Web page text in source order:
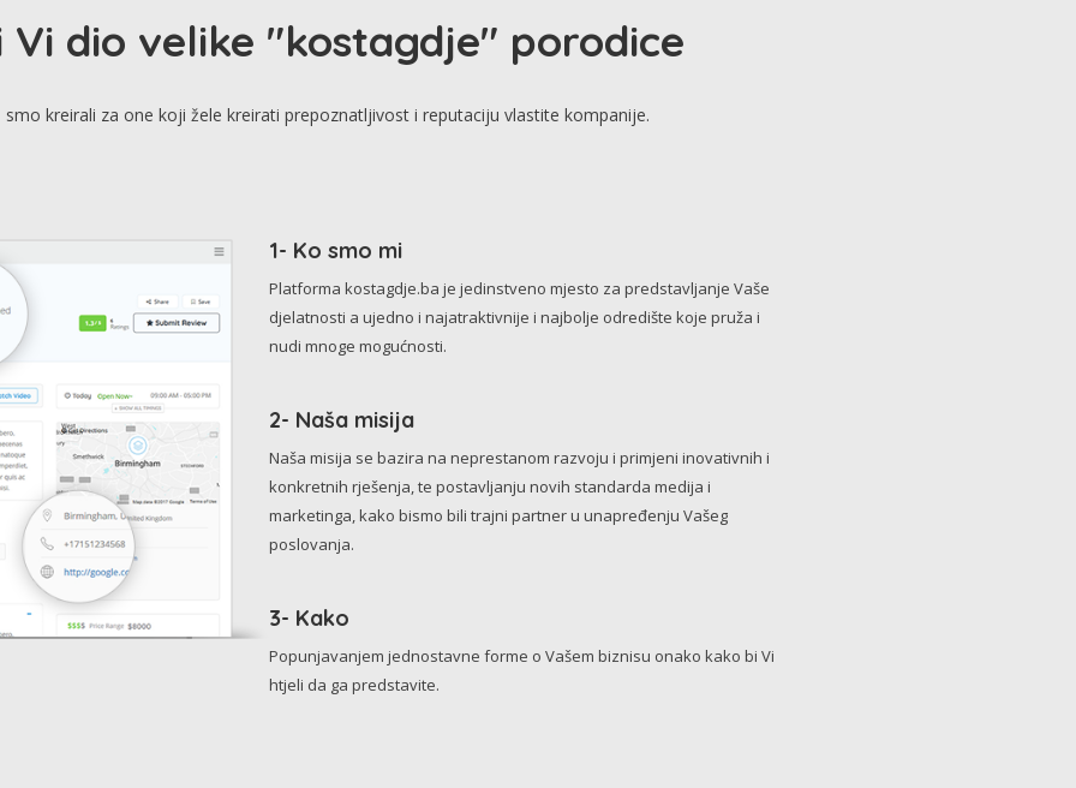
Vi dio velike "kostagdje" porodice
kreirali za one koji žele kreirati prepoznatljivost i reputaciju vlastite kompanije.
1- Ko smo mi
Platforma kostagdje.ba je jedinstveno mjesto za predstavljanje Vaše
djelatnosti a ujedno i najatraktivnije i najbolje odredište koje pruža i
nudi mnoge mogućnosti.
2- Naša misija
Naša misija se bazira na neprestanom razvoju i primjeni inovativnih i
konkretnih rješenja, te postavljanju novih standarda medija i
marketinga, kako bismo bili trajni partner u unapređenju Vašeg
poslovanja.
3- Kako
Popunjavanjem jednostavne forme o Vašem biznisu onako kako bi Vi
htjeli da ga predstavite.